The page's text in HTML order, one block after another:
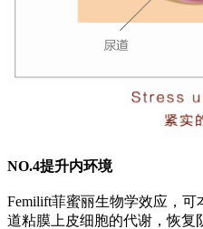
NO.4提升内环境
Femilift菲蜜丽生物学效应，
道粘膜上皮细胞的代谢，恢复